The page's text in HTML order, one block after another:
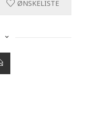
ØNSKELISTE